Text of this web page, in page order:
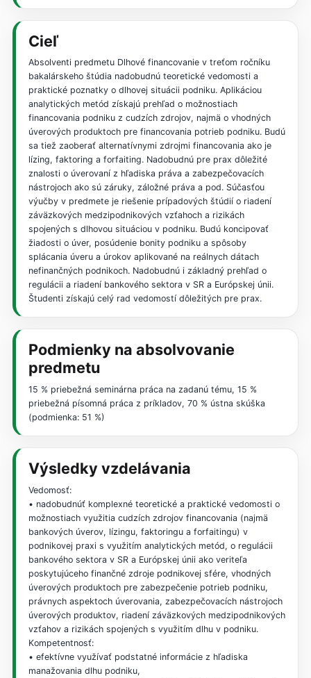
Cieľ
Absolventi predmetu Dlhové financovanie v treťom ročníku
bakalárskeho štúdia nadobudnú teoretické vedomosti a
praktické poznatky o dlhovej situácii podniku. Aplikáciou
analytických metód získajú prehľad o možnostiach
financovania podniku z cudzích zdrojov, najmä o vhodných
úverových produktoch pre financovania potrieb podniku. Budú
sa tiež zaoberať alternatívnymi zdrojmi financovania ako je
lízing, faktoring a forfaiting. Nadobudnú pre prax dôležité
znalosti o úverovaní z hľadiska práva a zabezpečovacích
nástrojoch ako sú záruky, záložné práva a pod. Súčasťou
výučby v predmete je riešenie prípadových štúdií o riadení
záväzkových medzipodnikových vzťahoch a rizikách
spojených s dlhovou situáciou v podniku. Budú koncipovať
žiadosti o úver, posúdenie bonity podniku a spôsoby
splácania úveru a úrokov aplikované na reálnych dátach
nefinančných podnikoch. Nadobudnú i základný prehľad o
regulácii a riadení bankového sektora v SR a Európskej únii.
Študenti získajú celý rad vedomostí dôležitých pre prax.
Podmienky na absolvovanie
predmetu
15 % priebežná seminárna práca na zadanú tému, 15 %
priebežná písomná práca z príkladov, 70 % ústna skúška
(podmienka: 51 %)
Výsledky vzdelávania
Vedomosť:
• nadobudnúť komplexné teoretické a praktické vedomosti o
možnostiach využitia cudzích zdrojov financovania (najmä
bankových úverov, lízingu, faktoringu a forfaitingu) v
podnikovej praxi s využitím analytických metód, o regulácii
bankového sektora v SR a Európskej únii ako veriteľa
poskytujúceho finančné zdroje podnikovej sfére, vhodných
úverových produktoch pre zabezpečenie potrieb podniku,
právnych aspektoch úverovania, zabezpečovacích nástrojoch
úverových produktov, riadení záväzkových medzipodnikových
vzťahov a rizikách spojených s využitím dlhu v podniku.
Kompetentnosť:
• efektívne využívať podstatné informácie z hľadiska
manažovania dlhu podniku,